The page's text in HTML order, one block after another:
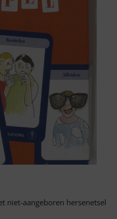
niet-aangeboren hersenetsel